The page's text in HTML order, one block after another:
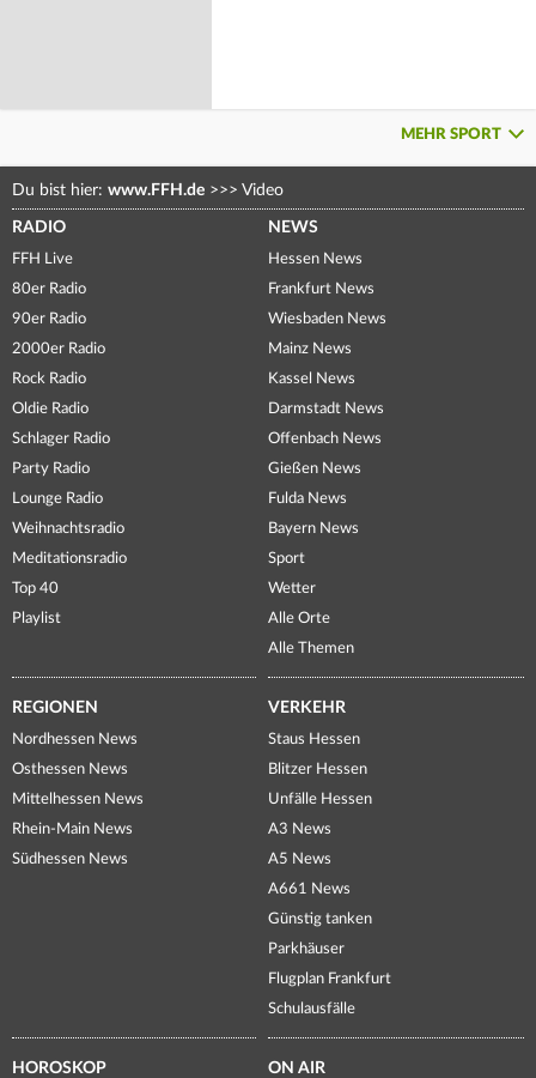
MEHR SPORT
Du bist hier: www.FFH.de >>> Video
RADIO
FFH Live
80er Radio
90er Radio
2000er Radio
Rock Radio
Oldie Radio
Schlager Radio
Party Radio
Lounge Radio
Weihnachtsradio
Meditationsradio
Top 40
Playlist
NEWS
Hessen News
Frankfurt News
Wiesbaden News
Mainz News
Kassel News
Darmstadt News
Offenbach News
Gießen News
Fulda News
Bayern News
Sport
Wetter
Alle Orte
Alle Themen
REGIONEN
Nordhessen News
Osthessen News
Mittelhessen News
Rhein-Main News
Südhessen News
VERKEHR
Staus Hessen
Blitzer Hessen
Unfälle Hessen
A3 News
A5 News
A661 News
Günstig tanken
Parkhäuser
Flugplan Frankfurt
Schulausfälle
HOROSKOP ON AIR